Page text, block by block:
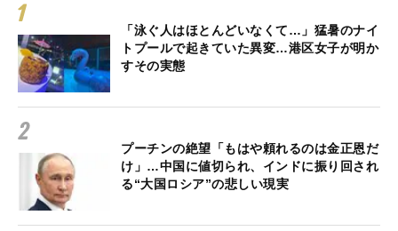
「泳ぐ人はほとんどいなくて…」猛暑のナイ
トプールで起きていた異変…港区女子が明か
すその実態
プーチンの絶望「もはや頼れるのは金正恩だ
け」…中国に値切られ、インドに振り回され
る“大国ロシア”の悲しい現実